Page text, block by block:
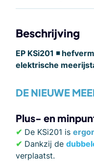
Beschrijving
EP KSi201 ◾
elektrische
DE NIEUWE
Plus- en
✔ De KSi201 is
✔ Dankzij de
verplaatst.